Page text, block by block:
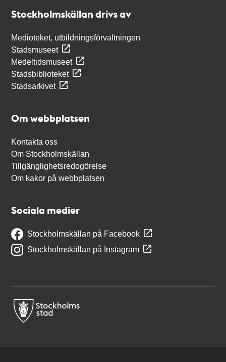
Stockholmskällan drivs av
Medioteket, utbildningsförvaltningen
Stadsmuseet
Medeltidsmuseet
Stadsbiblioteket
Stadsarkivet
Om webbplatsen
Kontakta oss
Om Stockholmskällan
Tillgänglighetsredogörelse
Om kakor på webbplatsen
Sociala medier
Stockholmskällan på Facebook
Stockholmskällan på Instagram